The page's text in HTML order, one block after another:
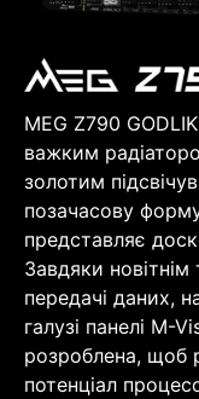
MEG Z790
важким
золотим
позачасову
представляє
Завдяки новітнім
передачі даних,
галузі панелі M-
розроблена, щоб
потенціал